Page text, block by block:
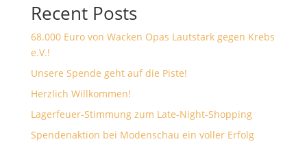
Recent Posts
68.000 Euro von Wacken Opas Lautstark gegen Krebs
e.V.!
Unsere Spende geht auf die Piste!
Herzlich Willkommen!
Lagerfeuer-Stimmung zum Late-Night-Shopping
Spendenaktion bei Modenschau ein voller Erfolg